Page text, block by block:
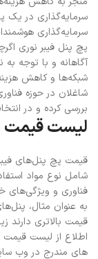
سرمایه‌گذاری در یک
سرمایه‌گذاری
پچ پنل فیبر نوری
آگاهانه و با توجه به
شبکه‌ها و کاهش
شاغلان در حوزه
بررسی کرده و در
لیست قیمت
قیمت پچ پنل‌های
شامل نوع مواد
فناوری و ویژگی‌های
به عنوان مثال،
قیمت بالاتری دارند
اطلاع از لیست
های مندرج در وب